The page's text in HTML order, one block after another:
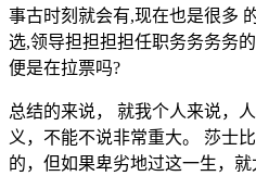
事古时刻就会有,现在也是很多
选,领导担担担担任职务务务务
便是在拉票吗?
总结的来说， 就我个人来说，
义，不能不说非常重大。 莎士
的，但如果卑劣地过这一生，就